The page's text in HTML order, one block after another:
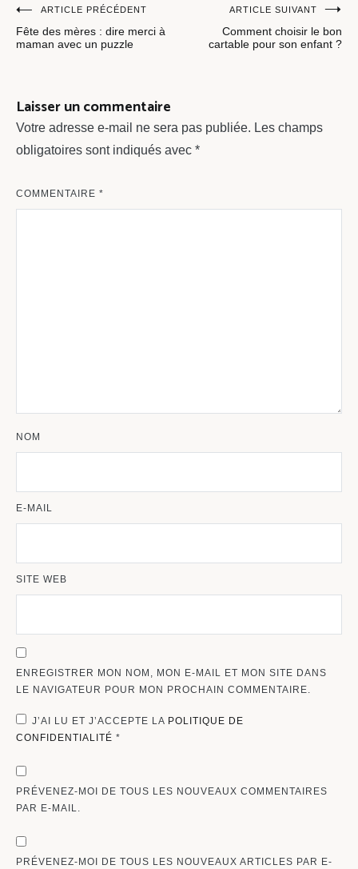
Navigation
de
ARTICLE PRÉCÉDENT
Fête des mères : dire merci à
maman avec un puzzle
ARTICLE SUIVANT
Comment choisir le bon
cartable pour son enfant ?
Laisser un commentaire
Votre adresse e-mail ne sera pas publiée. Les champs
obligatoires sont indiqués avec *
COMMENTAIRE *
NOM
E-MAIL
SITE WEB
ENREGISTRER MON NOM, MON E-MAIL ET MON SITE DANS
LE NAVIGATEUR POUR MON PROCHAIN COMMENTAIRE.
J’AI LU ET J’ACCEPTE LA POLITIQUE DE
CONFIDENTIALITÉ *
PRÉVENEZ-MOI DE TOUS LES NOUVEAUX COMMENTAIRES
PAR E-MAIL.
PRÉVENEZ-MOI DE TOUS LES NOUVEAUX ARTICLES PAR E-